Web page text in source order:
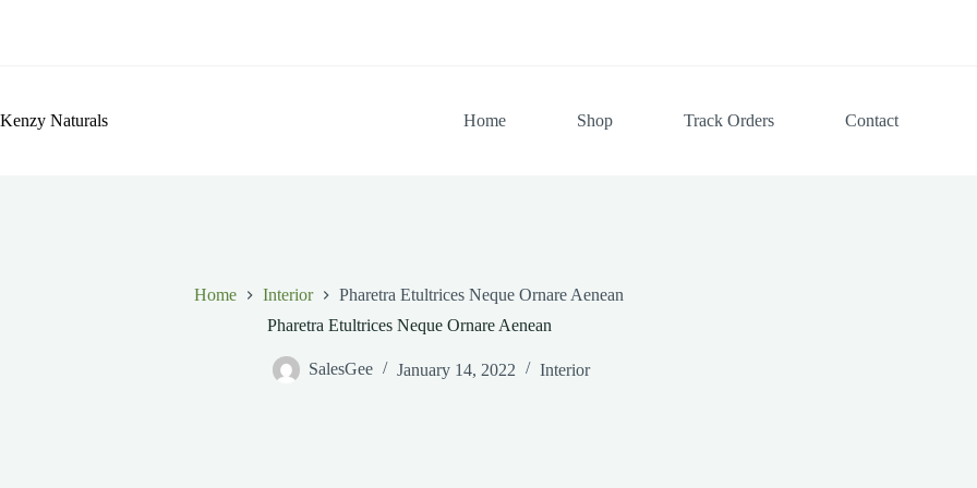
Kenzy Naturals Home Shop Track Orders Contact
Home Interior
Pharetra Etultrices Neque Ornare Aenean
Pharetra Etultrices Neque Ornare Aenean
SalesGee January 14, 2022 Interior